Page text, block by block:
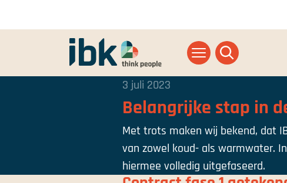
Ga naar homepage
3 juli 2023
Belangrijke stap in
Met trots maken wij bekend, dat
van zowel koud- als warmwater.
hiermee volledig uitgefaseerd.